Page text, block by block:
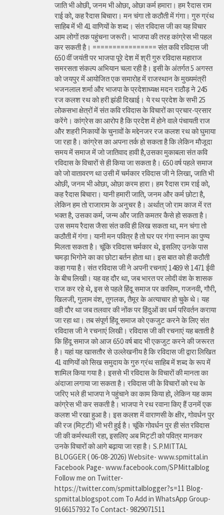
जाति भी ओछी, जनम भी ओछा, ओछा कर्म हमारा। हम रैदास राम
राई को, कह रैदास बिचारा। मन चंगा तो कठौती में गंगा। गुरु ग्रंथ
साहिब में भी 41 वाणियों के शब्द। संत रविदास जी का यह विचार
आम लोगों तक पहुंचना जरूरी। भाजपा की तरह कांग्रेस भी पहल
कर सकती है। ================ संत कवि रविदास जी
650 वीं जयंती पर भाजपा पूरे देश में श्री गुरु रविदास महाराज
समरसता संकल्प अभियान चला रही है। इसी के अंतर्गत 5 अगस्त
को जयपुर में आयोजित एक समारोह में राजस्थान के मुख्यमंत्री
भजनलाल शर्मा और भाजपा के प्रदेशाध्यक्ष मदन राठौड़ ने 245
रज कलश रथ को हरी झंडी दिखाई। ये रथ प्रदेश के सभी 25
लोकसभा क्षेत्रों में संत कवि रविदास के विचारों का प्रचार-प्रसार
करेंगे। कांग्रेस का आरोप है कि प्रदेश में होने वाले पंचायती राज
और शहरी निकायों के चुनावों के मद्देनजर रज कलश रथ को घुमाया
जा रहा है। कांग्रेस का अपना तर्क हो सकता है कि लेकिन मौजूदा
समय में समाज में जो जातिवाद हावी है,उसका मुकाबला संत कवि
रविदास के विचारों से ही किया जा सकता है। 650 वर्ष पहले समाज
को जो वातावरण था उसी में चर्मकार रविदास जी ने लिखा, जाति भी
ओछी, जनम भी ओछा, ओछा करम हारा। हम रैदास राम राई को,
कह रैदास बिचारा। यानी हमारी जाति, जनम और कर्म छोटा है,
लेकिन हम तो राजाराम के अनुचर है। अर्थात् जो राम काज में रत
भक्त है, उसका कर्म, जन्म और जाति कमतर कैसे हो सकता है।
उस समय रैदास जैसा संत कवि ही लिख सकता था, मन चंगा तो
कठौती में गंगा। यानी मन पवित्र है तो घर पर गंगा स्नान का पुण्य
मिलता सकता है। चूंकि रविदास चर्मकार थे, इसलिए उनके पास
चमड़ा भिगोने का का छोटा बर्तन होता था। इस बात को ही कठौती
कहा गया है। संत रविदास जी ने अपनी रचनाएं 1489 से 1471 ईवी
के बीच लिखी। यह वह दौर था, जब भारत पर लोदी वंश के शासक
राज कर रहे थे, इस से पहले हिंदू समाज पर कासिम, गजनवी, गौरी,
खिलजी, गुलाम वंश, तुगलक, तैमूर के अत्याचार हो चुके थे। यह
वही दौर था जब तलवार की नोंक पर हिंदुओं का धर्म परिवर्तन कराया
जा रहा था। तब संपूर्ण हिंदू समाज को एकजुट करने के लिए संत
रविदास जी ने रचनाएं लिखी। रविदास जी की रचनाएं यह बताती है
कि हिंदू समाज को आज 650 वर्ष बाद भी एकजुट करने की जरूरत
है। यहां यह खासतौर से उल्लेखनीय है कि रविदास जी द्वारा लिखित
41 वाणियोंं को सिख समुदाय के गुरु ग्रंथ साहिब में शब्द के रूप में
शामिल किया गया है। इससे भी रविदास के विचारों की मानता का
अंदाजा लगाया जा सकता है। रविदास जी के विचारों को रथ के
जरिए भले ही भाजपा ने पहुंचाने का काम किया हो, लेकिन यह काम
कांग्रेस भी कर सकती है। भाजपा ने रथ रवाना किए हैं उनमें एक
कलश भी रखा हुआ है। इस कलश में वाराणसी के क्षीर, गोवर्धन पुर
की रज (मिट्टी) भी भरी हुई है। चूंकि गोवर्धन पुर ही संत रविदास
जी की कर्मस्थली रहा, इसलिए अब मिट्टी को पवित्र मानकर
उनके विचारों को आगे बढ़ाया जा रहा है। S.P.MITTAL
BLOGGER ( 06-08-2026) Website- www.spmittal.in
Facebook Page- www.facebook.com/SPMittalblog
Follow me on Twitter-
https://twitter.com/spmittalblogger?s=11 Blog-
spmittal.blogspot.com To Add in WhatsApp Group-
9166157932 To Contact- 9829071511